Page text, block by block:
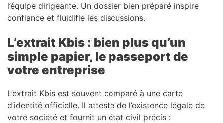
l’équipe dirigeante. Un dossier bien préparé inspire
confiance et fluidifie les discussions.
L’extrait Kbis : bien plus qu’un
simple papier, le passeport de
votre entreprise
L’extrait Kbis est souvent comparé à une carte
d’identité officielle. Il atteste de l’existence légale de
votre société et fournit un état civil précis :